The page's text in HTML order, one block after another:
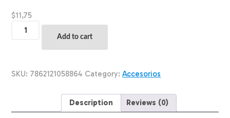
$11,75
Para
Corazón
Add to cart
SKU: 7862121058864 Category:Accesorios
Description Reviews (0)